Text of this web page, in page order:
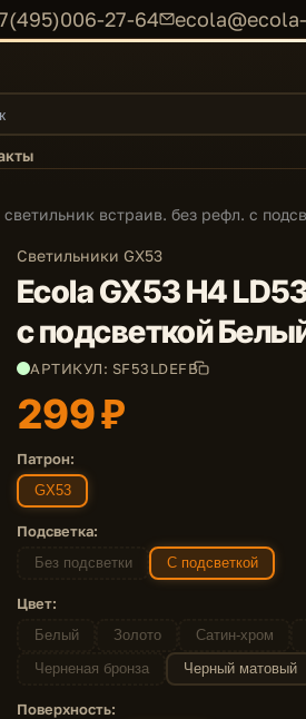
27-64
встраив. без рефл. с
Светильники GX53
Ecola GX53 H4
с подсветкой
АРТИКУЛ: SF53LDEFB
299 ₽
Патрон:
GX53
Подсветка:
Без подсветки С подсветкой
Цвет:
Белый Золото Сатин-хром
Черненая бронза
Черный матовый
Поверхность: